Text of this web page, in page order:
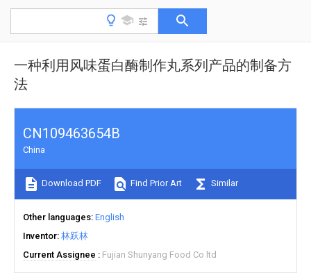
一种利用风味蛋白酶制作丸系列产品的制备方
法
CN109463654B
China
Download PDF Find Prior Art Similar
Other languages English
Inventor 林跃林
Current Assignee
Fujian Shunyang Food Co ltd